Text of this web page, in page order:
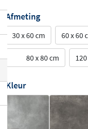
Afmeting
30 x 60 cm 60 x 60
80 x 80 cm
Kleur